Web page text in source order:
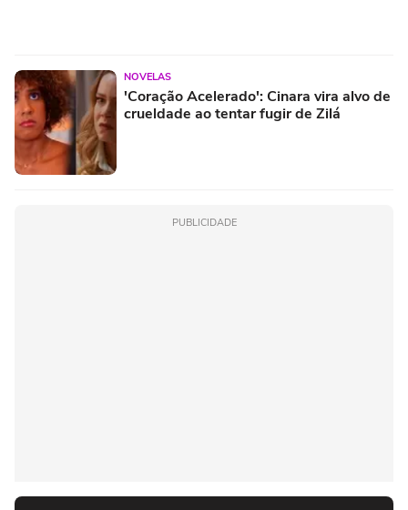
NOVELAS
'Coração Acelerado': Cinara vira alvo de
crueldade ao tentar fugir de Zilá
PUBLICIDADE